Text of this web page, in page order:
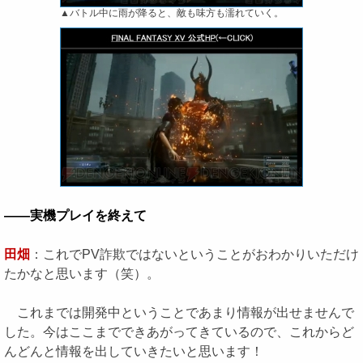
▲バトル中に雨が降ると、敵も味方も濡れていく。
――実機プレイを終えて
田畑 ：これでPV詐欺ではないということがおわかりいただけ
たかなと思います（笑）。
これまでは開発中ということであまり情報が出せませんで
した。今はここまでできあがってきているので、これからど
んどんと情報を出していきたいと思います！